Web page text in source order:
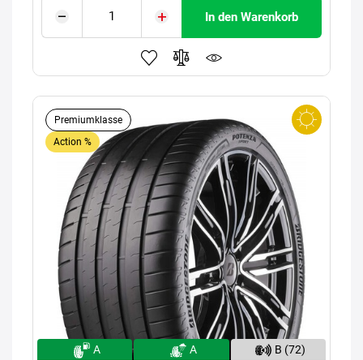
In den Warenkorb
Premiumklasse
Action %
A A B (72)